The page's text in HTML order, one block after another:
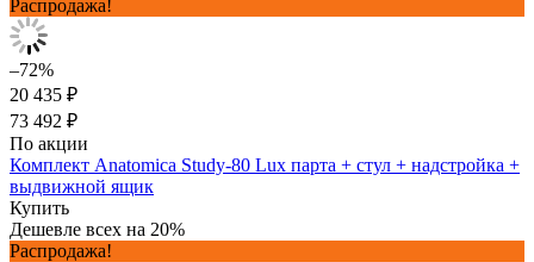
Распродажа!
–72%
20 435 ₽
73 492 ₽
По акции
Комплект Anatomica Study-80 Lux парта + стул + надстройка +
выдвижной ящик
Купить
Дешевле всех на 20%
Распродажа!